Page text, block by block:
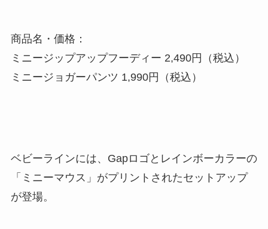
商品名・価格：
ミニージップアップフーディー 2,490円（税込）
ミニージョガーパンツ 1,990円（税込）
ベビーラインには、Gapロゴとレインボーカラーの
「ミニーマウス」がプリントされたセットアップ
が登場。